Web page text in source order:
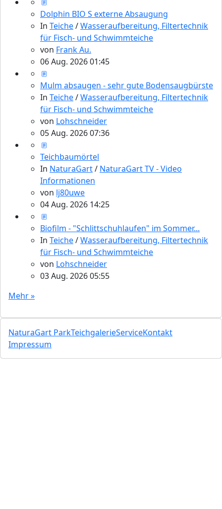
Dolphin BIO S externe Absaugung
In Teiche/Wasseraufbereitung, Filtertechnik
für Fisch- und Schwimmteiche
von Frank Au.
06 Aug. 2026 01:45
Mulm absaugen - sehr gute Bodensaugbürste
In Teiche/Wasseraufbereitung, Filtertechnik
für Fisch- und Schwimmteiche
von Lohschneider
05 Aug. 2026 07:36
Teichbaumörtel
In NaturaGart/ NaturaGart TV - Video
Informationen
von lj80uwe
04 Aug. 2026 14:25
Biofilm - "Schlittschuhlaufen" im Sommer...
In Teiche/Wasseraufbereitung, Filtertechnik
für Fisch- und Schwimmteiche
von Lohschneider
03 Aug. 2026 05:55
Mehr »
NaturaGart ParkTeichgalerieServiceKontakt
Impressum